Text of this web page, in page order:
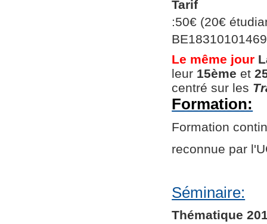
Tarif
:50€ (20€
Le même jour
leur 15ème et
centré sur les
Formation:
Formation
reconnue par
Séminaire:
Thématique